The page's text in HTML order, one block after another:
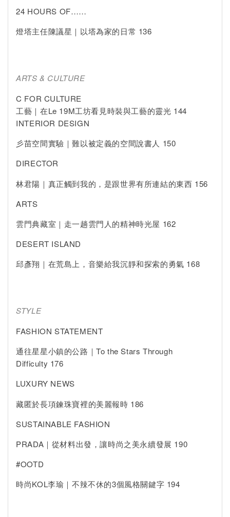
24 HOURS OF……
燈塔主任陳議星｜以塔為家的日常 136
ARTS & CULTURE
C FOR CULTURE
工藝｜在Le 19M工坊看見時裝與工藝的靈光 144
INTERIOR DESIGN
彡苗空間實驗｜難以被定義的空間說書人 150
DIRECTOR
林君陽｜真正觸到我的，是跟世界有所連結的東西 156
ARTS
雲門典藏室｜走一趟雲門人的精神時光屋 162
DESERT ISLAND
邱彥翔｜在荒島上，音樂給我沉靜和探索的勇氣 168
STYLE
FASHION STATEMENT
通往星星小鎮的公路｜To the Stars Through
Difficulty 176
LUXURY NEWS
藏匿於長項鍊珠寶裡的美麗報時 186
SUSTAINABLE FASHION
PRADA｜從材料出發，讓時尚之美永續發展 190
#OOTD
時尚KOL李瑜｜不辣不休的3個風格關鍵字 194